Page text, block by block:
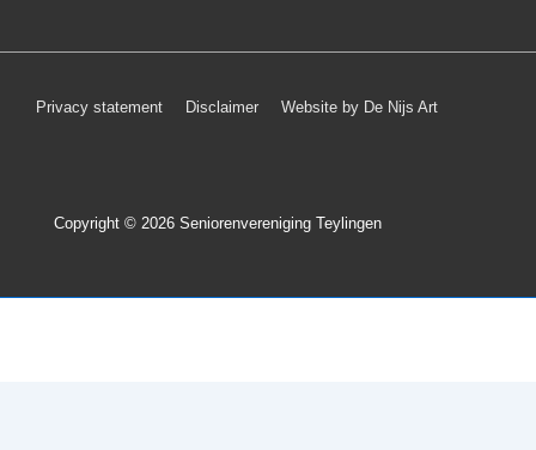
Footer
Privacy statement Disclaimer Website by De Nijs Art
Copyright © 2026 Seniorenvereniging Teylingen